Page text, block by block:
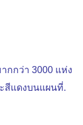
กกว่า 3000 แห่ง
สีแดงบนแผนที่.